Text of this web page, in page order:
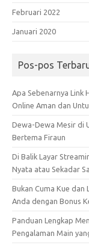
Februari 2022
Januari 2020
Pos-pos
Apa Sebenarnya Link
Online Aman dan
Dewa-Dewa Mesir di
Bertema Firaun
Di Balik Layar
Nyata atau Sekadar
Bukan Cuma Kue dan
Anda dengan Bonus
Panduan Lengkap
Pengalaman Main